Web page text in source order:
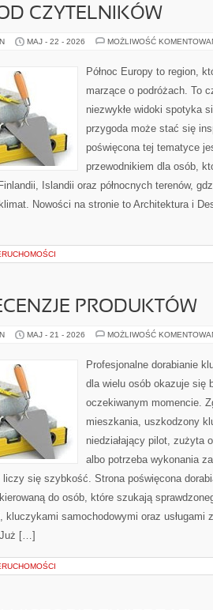
CZYTELNIKÓW
MAJ - 22 - 2026 MOŻLIWOŚĆ
Północ Europy to region,
marzące o podróżach. To
niezwykłe widoki spotyka
przygoda może stać się
poświęcona tej tematyce
przewodnikiem dla osób,
Islandii oraz północnych terenów,
Nowości na stronie to Architektura i
PRODUKTÓW
MAJ - 21 - 2026 MOŻLIWOŚĆ
Profesjonalne dorabianie
dla wielu osób okazuje się
oczekiwanym momencie.
mieszkania, uszkodzony
niedziałający pilot, zużyta
albo potrzeba wykonania
się szybkość. Strona poświęcona
do osób, które szukają
kluczykami samochodowymi oraz usługami
Już […]